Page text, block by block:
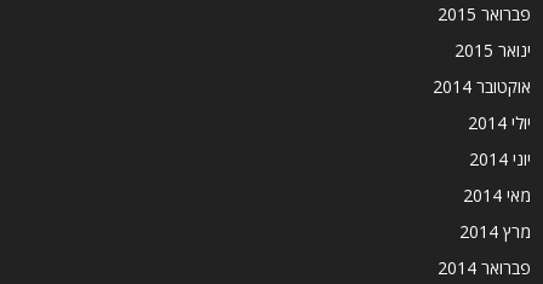
פברואר 2015
ינואר 2015
אוקטובר 2014
יולי 2014
יוני 2014
מאי 2014
מרץ 2014
פברואר 2014